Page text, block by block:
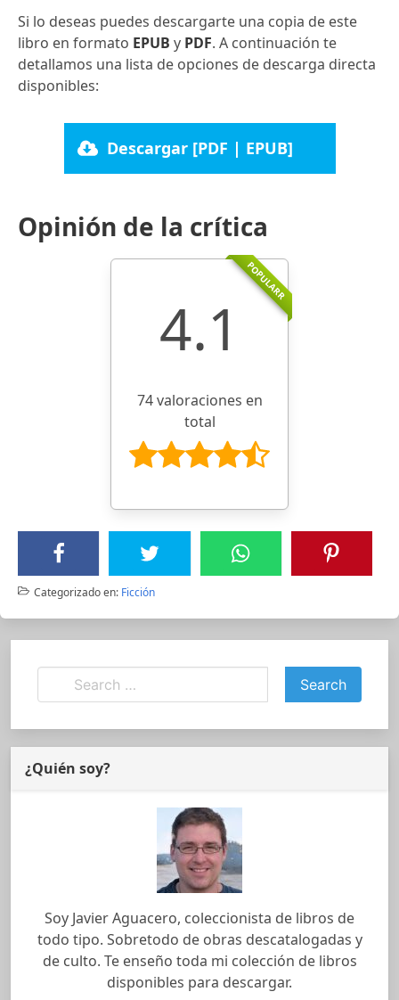
Si lo deseas puedes descargarte una copia de este
libro en formato EPUB y PDF. A continuación te
detallamos una lista de opciones de descarga directa
disponibles:
Descargar [PDF | EPUB]
Opinión de la crítica
POPULARR
4.1
74 valoraciones en
total
Categorizado en: Ficción
¿Quién soy?
Soy Javier Aguacero, coleccionista de libros de
todo tipo. Sobretodo de obras descatalogadas y
de culto. Te enseño toda mi colección de libros
disponibles para descargar.